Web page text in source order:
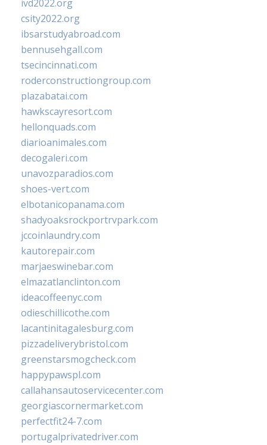
ivd2022.org
csity2022.org
ibsarstudyabroad.com
bennusehgall.com
tsecincinnati.com
roderconstructiongroup.com
plazabatai.com
hawkscayresort.com
hellonquads.com
diarioanimales.com
decogaleri.com
unavozparadios.com
shoes-vert.com
elbotanicopanama.com
shadyoaksrockportrvpark.com
jccoinlaundry.com
kautorepair.com
marjaeswinebar.com
elmazatlanclinton.com
ideacoffeenyc.com
odieschillicothe.com
lacantinitagalesburg.com
pizzadeliverybristol.com
greenstarsmogcheck.com
happypawspl.com
callahansautoservicecenter.com
georgiascornermarket.com
perfectfit24-7.com
portugalprivatedriver.com